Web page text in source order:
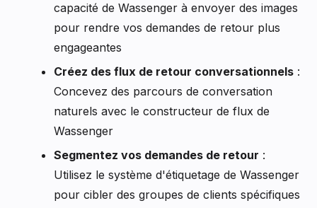
capacité de Wassenger à envoyer des images
pour rendre vos demandes de retour plus
engageantes
Créez des flux de retour conversationnels :
Concevez des parcours de conversation
naturels avec le constructeur de flux de
Wassenger
Segmentez vos demandes de retour :
Utilisez le système d'étiquetage de Wassenger
pour cibler des groupes de clients spécifiques